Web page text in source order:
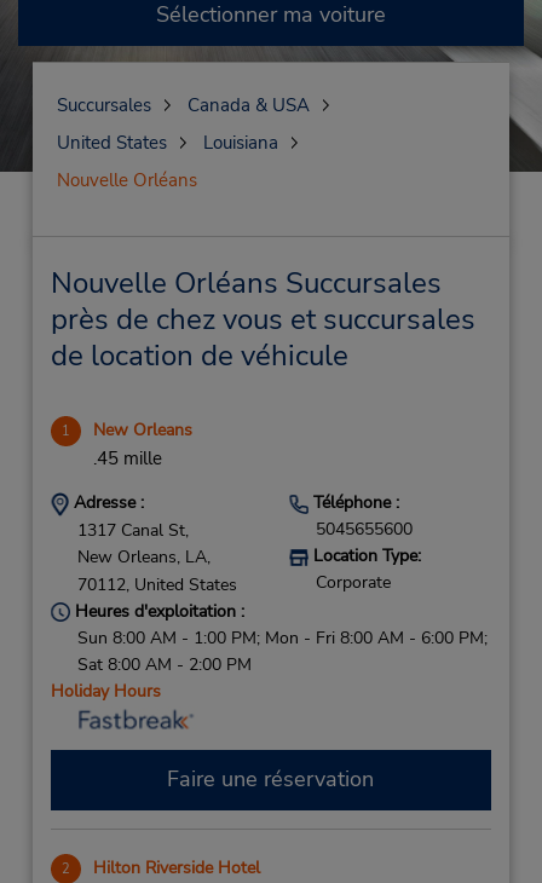
Sélectionner ma voiture
Succursales
Canada & USA
United States
Louisiana
Nouvelle Orléans
Nouvelle Orléans Succursales
près de chez vous et succursales
de location de véhicule
1 New Orleans
.45 mille
Adresse :
1317 Canal St,
New Orleans, LA,
70112, United States
Téléphone :
5045655600
Location Type:
Corporate
Heures d'exploitation :
Sun 8:00 AM - 1:00 PM; Mon - Fri 8:00 AM - 6:00 PM;
Sat 8:00 AM - 2:00 PM
Holiday Hours
Faire une réservation
2 Hilton Riverside Hotel